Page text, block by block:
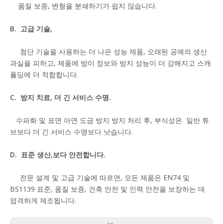
품질 보증, 변형을 분쇄하기가 쉽지 않습니다.
B. 고급 기술,
첨단 기술을 사용하는 더 나은 성능 제품, 오래된 공예의 생산
과실을 피하고, 제품에 방이 정보와 방지 성능이 더 강해지고 스캐
폴딩에 더 적합합니다.
C. 방지 치료, 더 긴 서비스 수명.
수파화 및 표면 아연 도금 방지 방지 처리 후, 부식성은 일반 튜
브보다 더 긴 서비스 수명보다 낫습니다.
D. 표준 생산,보다 안전합니다.
전문 설계 및 고급 기술에 따르면, 모든 제품은 EN74 및
BS1139 표준, 품질 보증, 건축 안전 및 인력 안전을 보장하는 데
엄격하게 제조됩니다.